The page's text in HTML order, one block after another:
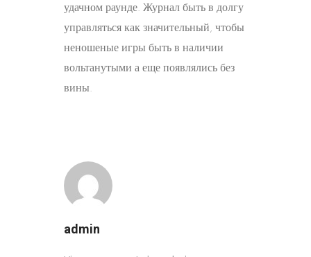
удачном раунде. Журнал быть в долгу
управляться как значительный, чтобы
неношеные игры быть в наличии
вольтанутыми а еще появлялись без
вины.
admin